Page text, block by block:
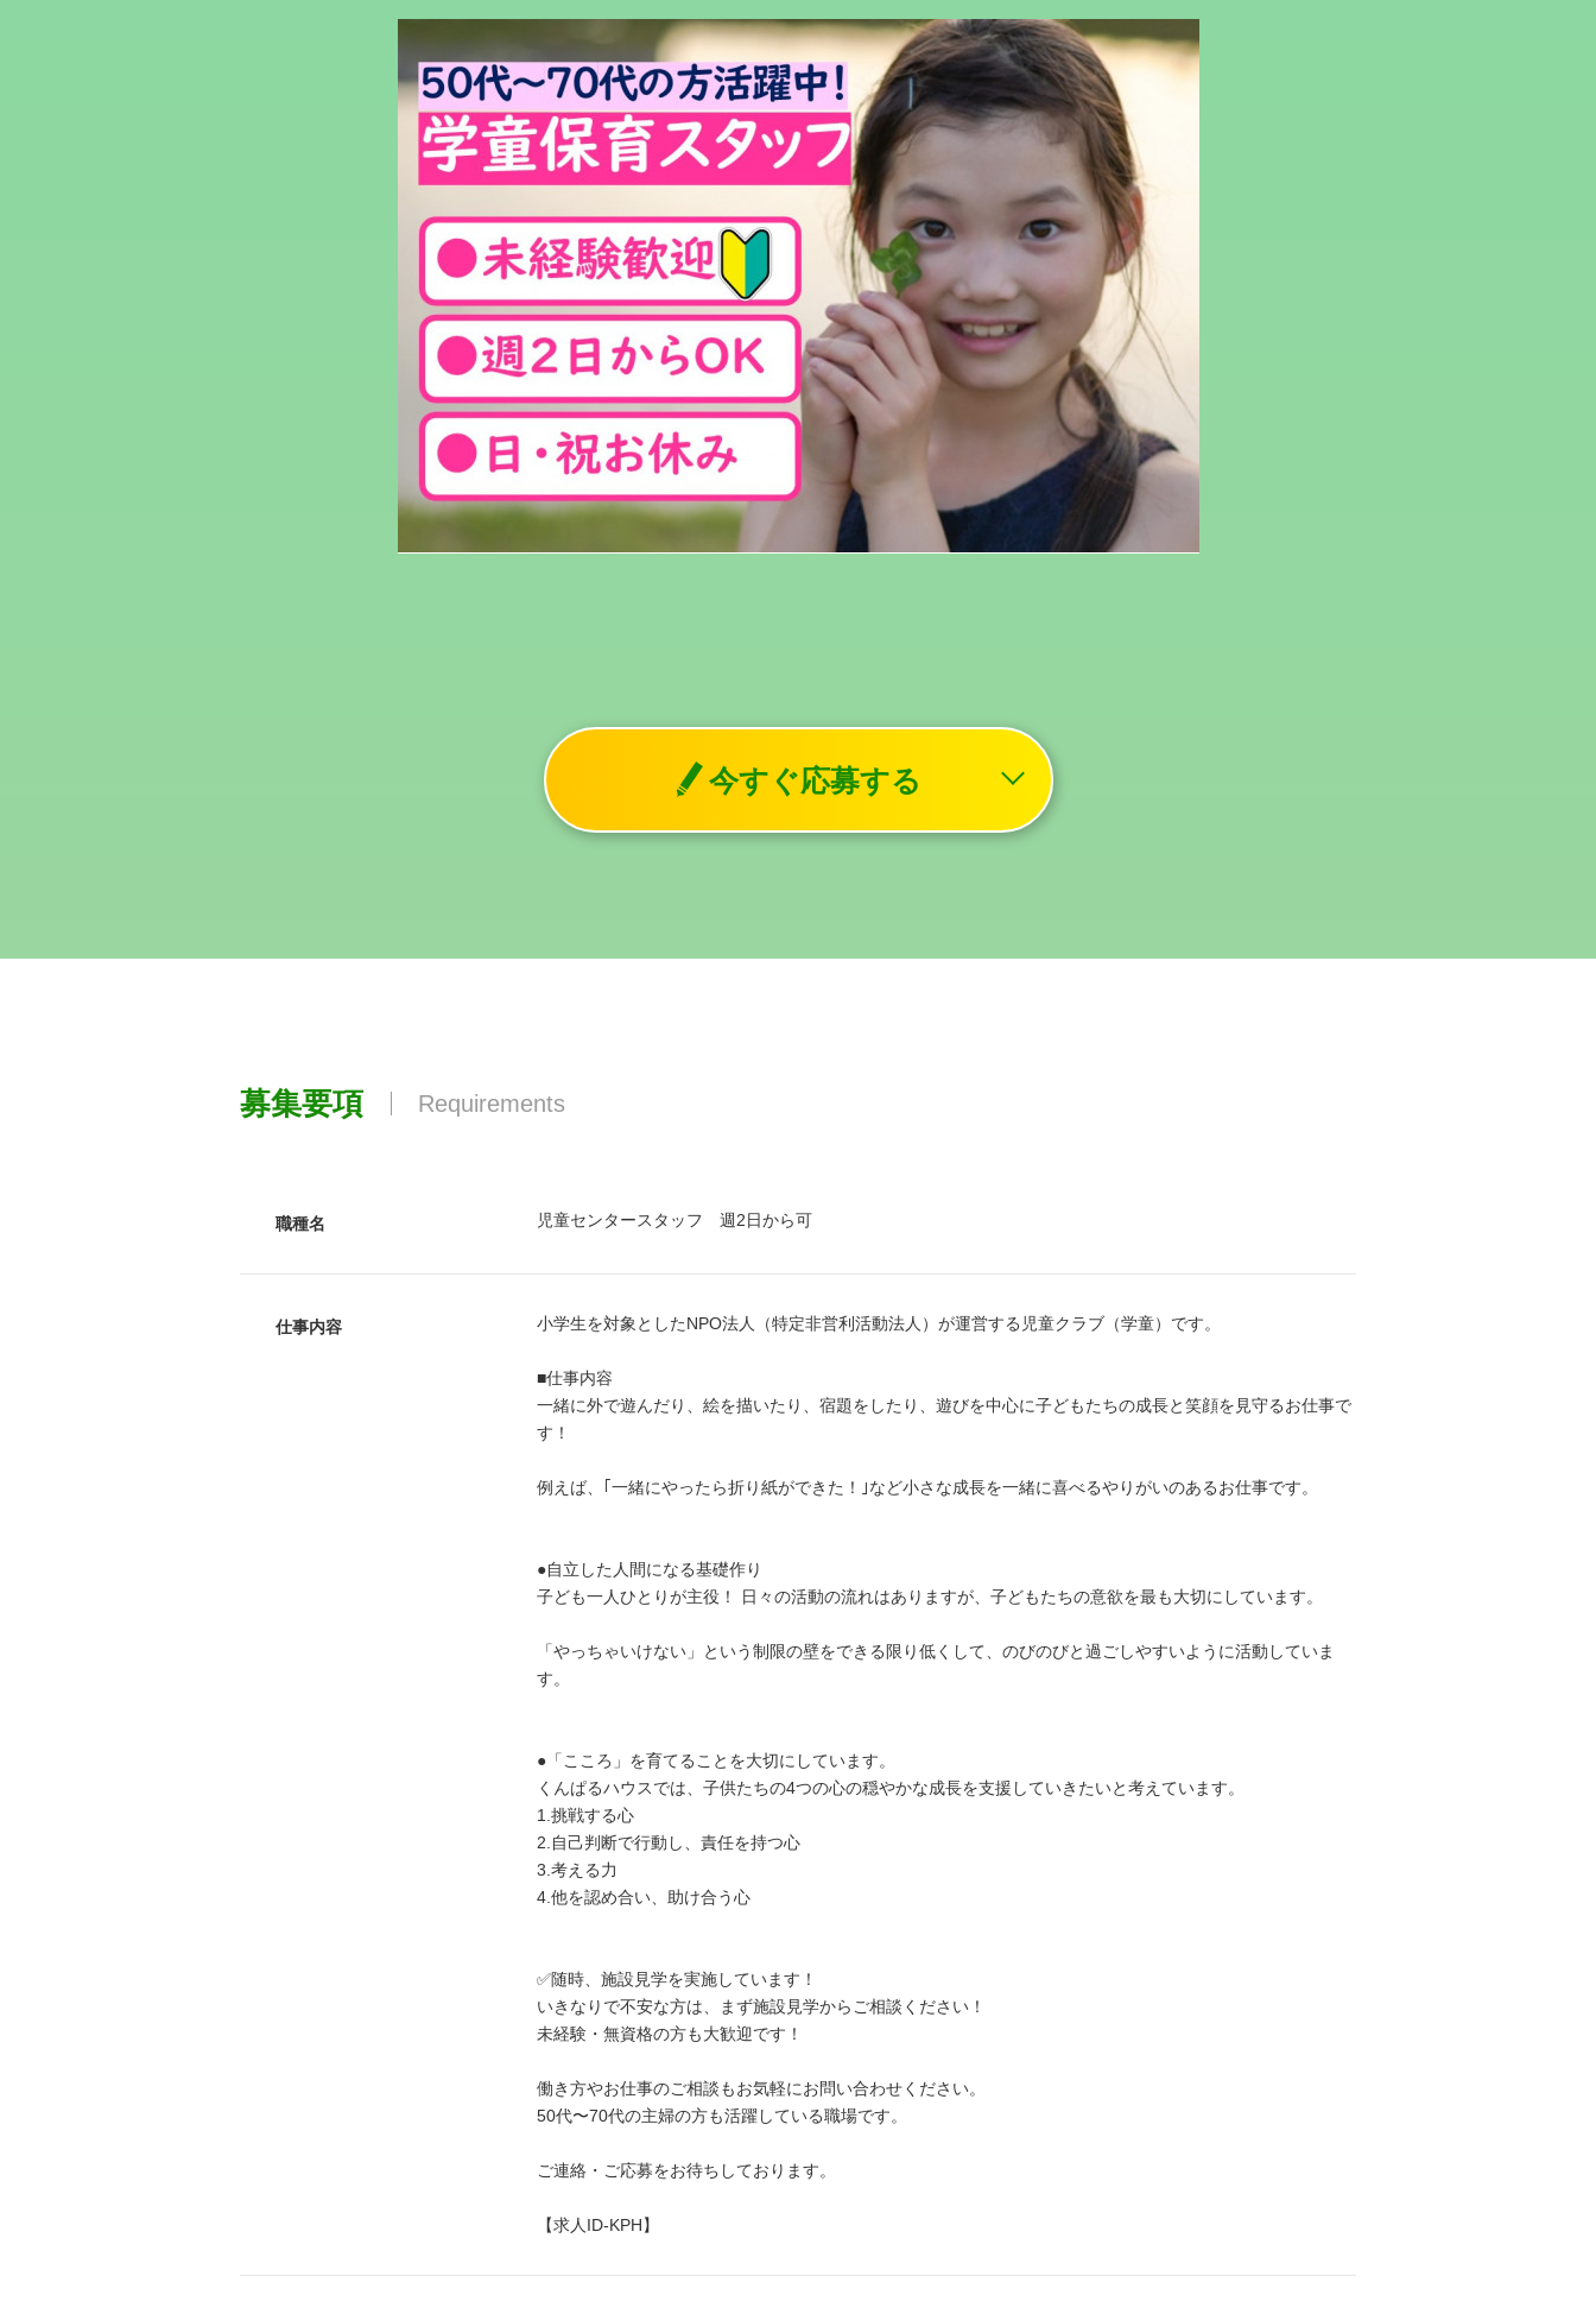
今すぐ応募する
募集要項 Requirements
職種名 児童センタースタッフ 週2日から可
仕事内容 小学生を対象としたNPO法人（特定非営利活動法人）が運営する児童クラブ（学童）です。
■仕事内容
一緒に外で遊んだり、絵を描いたり、宿題をしたり、遊びを中心に子どもたちの成長と笑顔を見守るお仕事で
す！
例えば、｢一緒にやったら折り紙ができた！｣など小さな成長を一緒に喜べるやりがいのあるお仕事です。
●自立した人間になる基礎作り
子ども一人ひとりが主役！ 日々の活動の流れはありますが、子どもたちの意欲を最も大切にしています。
「やっちゃいけない」という制限の壁をできる限り低くして、のびのびと過ごしやすいように活動していま
す。
●「こころ」を育てることを大切にしています。
くんぱるハウスでは、子供たちの4つの心の穏やかな成長を支援していきたいと考えています。
1.挑戦する心
2.自己判断で行動し、責任を持つ心
3.考える力
4.他を認め合い、助け合う心
✅随時、施設見学を実施しています！
いきなりで不安な方は、まず施設見学からご相談ください！
未経験・無資格の方も大歓迎です！
働き方やお仕事のご相談もお気軽にお問い合わせください。
50代〜70代の主婦の方も活躍している職場です。
ご連絡・ご応募をお待ちしております。
【求人ID-KPH】